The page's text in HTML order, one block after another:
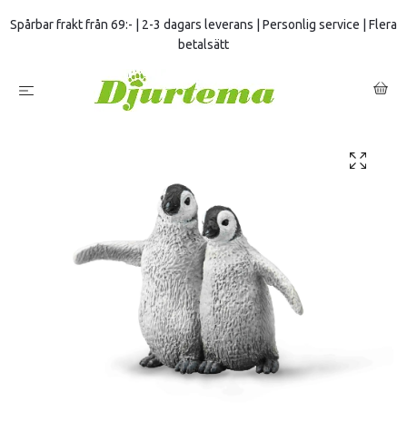
Spårbar frakt från 69:- | 2-3 dagars leverans | Personlig service | Flera
betalsätt